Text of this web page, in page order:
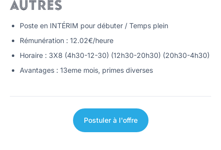
Poste en INTÉRIM pour débuter / Temps plein
Rémunération : 12.02€/heure
Horaire : 3X8 (4h30-12-30) (12h30-20h30) (20h30-4h30)
Avantages : 13eme mois, primes diverses